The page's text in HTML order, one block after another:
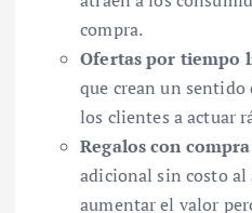
compra.
Ofertas por tiempo
que crean un sentido
los clientes a actuar
Regalos con
adicional sin costo
aumentar el valor